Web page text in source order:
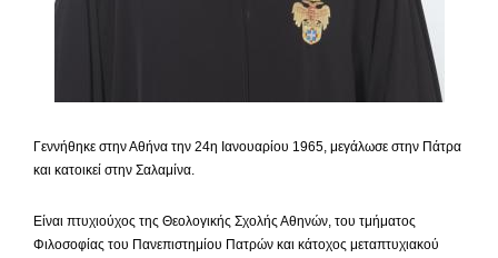
Γεννήθηκε στην Αθήνα την 24η Ιανουαρίου 1965, μεγάλωσε στην Πάτρα
και κατοικεί στην Σαλαμίνα.
Είναι πτυχιούχος της Θεολογικής Σχολής Αθηνών, του τμήματος
Φιλοσοφίας του Πανεπιστημίου Πατρών και κάτοχος μεταπτυχιακού